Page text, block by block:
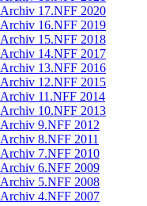
Archiv 17.NFF 2020
Archiv 16.NFF 2019
Archiv 15.NFF 2018
Archiv 14.NFF 2017
Archiv 13.NFF 2016
Archiv 12.NFF 2015
Archiv 11.NFF 2014
Archiv 10.NFF 2013
Archiv 9.NFF 2012
Archiv 8.NFF 2011
Archiv 7.NFF 2010
Archiv 6.NFF 2009
Archiv 5.NFF 2008
Archiv 4.NFF 2007